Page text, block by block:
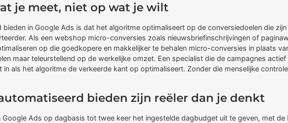
je meet, niet op wat je wilt
bieden in Google Ads is dat het algoritme optimaliseert op de conversiedoelen die
Als een webshop micro-conversies zoals nieuwsbriefinschrijvingen of
op die goedkopere en makkelijker te behalen micro-conversies in plaats
maar teleurstellend op de werkelijke omzet. Een specialist die de campagnes
als het algoritme de verkeerde kant op optimaliseert. Zonder die menselijke
bieden zijn reëler dan je denkt
Ads op dagbasis tot twee keer het ingestelde dagbudget uit te geven, met